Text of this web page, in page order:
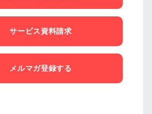
サービス資料請求
メルマガ登録する